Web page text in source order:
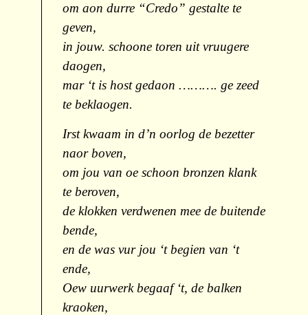
om aon durre “Credo” gestalte te
geven,
in jouw. schoone toren uit vruugere
daogen,
mar ‘t is host gedaon ………. ge zeed
te beklaogen.
Irst kwaam in d’n oorlog de bezetter
naor boven,
om jou van oe schoon bronzen klank
te beroven,
de klokken verdwenen mee de buitende
bende,
en de was vur jou ‘t begien van ‘t
ende,
Oew uurwerk begaaf ‘t, de balken
kraoken,